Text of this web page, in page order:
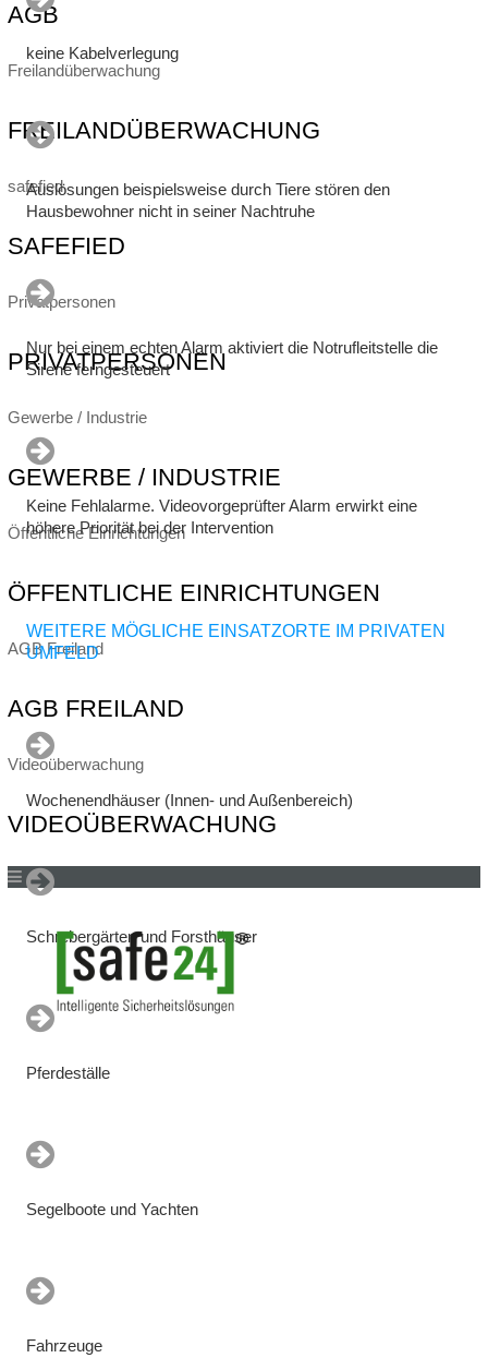
AGB
Freilandüberwachung
FREILANDÜBERWACHUNG
safefied
SAFEFIED
Privatpersonen
PRIVATPERSONEN
Gewerbe / Industrie
GEWERBE / INDUSTRIE
Öffentliche Einrichtungen
ÖFFENTLICHE EINRICHTUNGEN
AGB Freiland
AGB FREILAND
Videoüberwachung
VIDEOÜBERWACHUNG
keine Kabelverlegung
Auslösungen beispielsweise durch Tiere stören den
Hausbewohner nicht in seiner Nachtruhe
Nur bei einem echten Alarm aktiviert die Notrufleitstelle die
Sirene ferngesteuert
Keine Fehlalarme. Videovorgeprüfter Alarm erwirkt eine
höhere Priorität bei der Intervention
WEITERE MÖGLICHE EINSATZORTE IM PRIVATEN
UMFELD
Wochenendhäuser (Innen- und Außenbereich)
Schrebergärten und Forsthäuser
Pferdeställe
Segelboote und Yachten
Fahrzeuge